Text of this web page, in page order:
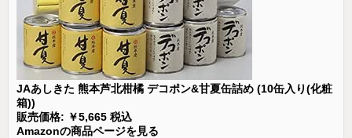
JAあしきた 熊本芦北柑橘 デコポン&甘夏缶詰め (10缶入り(化粧
箱))
販売価格: ￥5,665 税込
Amazonの商品ページを見る